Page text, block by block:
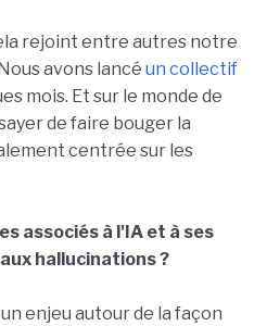
rejoint entre autres notre
avons lancé un collectif
mois. Et sur le monde de
de faire bouger la
centrée sur les
associés à l'IA et à ses
hallucinations ?
enjeu autour de la façon